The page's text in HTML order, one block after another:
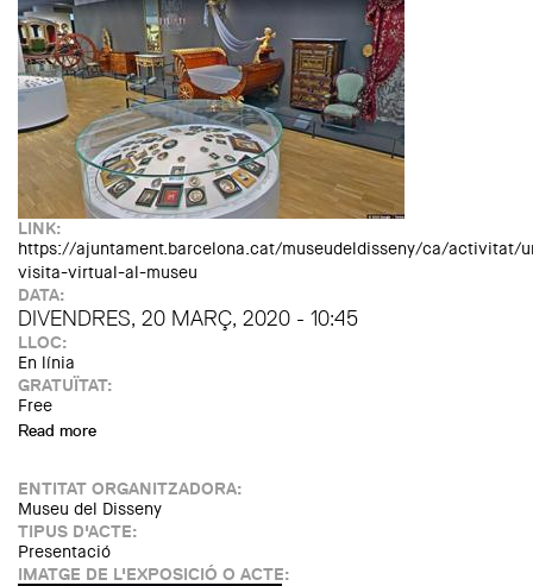
LINK:
https://ajuntament.barcelona.cat/museudeldisseny/ca/activitat/
visita-virtual-al-museu
DATA:
DIVENDRES, 20 MARÇ, 2020 - 10:45
LLOC:
En línia
GRATUÏTAT:
Free
Read more
ENTITAT ORGANITZADORA:
Museu del Disseny
TIPUS D'ACTE:
Presentació
IMATGE DE L'EXPOSICIÓ O ACTE: